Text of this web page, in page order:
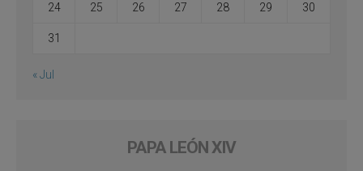
24 25 26 27 28 29 30
31
« Jul
PAPA LEÓN XIV